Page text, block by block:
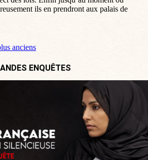
ils en prendront aux palais de
anciens
ENQUÊTES